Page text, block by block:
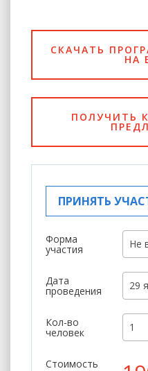
СКАЧАТЬ
НА
ПОЛУЧИТЬ
ПРИНЯТЬ
Форма
участия
Дата
проведения
Кол-во
человек
Стоимость